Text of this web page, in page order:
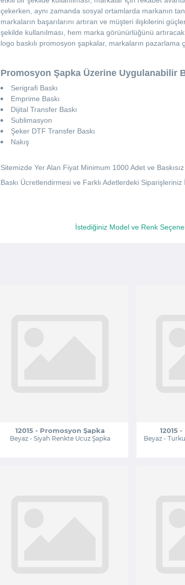
çekerken, aynı zamanda sosyal ortamlarda markanın
markaların başarılarını artıran ve müşteri ilişkilerini
şekilde kullanılması, hem marka görünürlüğünü
logo baskılı promosyon şapkalar, markaların pazarlama
Promosyon Şapka Üzerine Uygulanabilir
Serigrafi Baskı
Emprime Baskı
Dijital Transfer Baskı
Sublimasyon
Şeker DTF Transfer Baskı
Nakış
Sitemizde Yer Alan Fiyat Minimum 1000 Adet ve
Baskı Ücretlendirmesi ve Farklı Adetlerdeki
İstediğiniz Model ve Renk
12015 - Promosyon Şapka
Beyaz - Siyah Renkte Ucuz Şapka
12015
Beyaz -